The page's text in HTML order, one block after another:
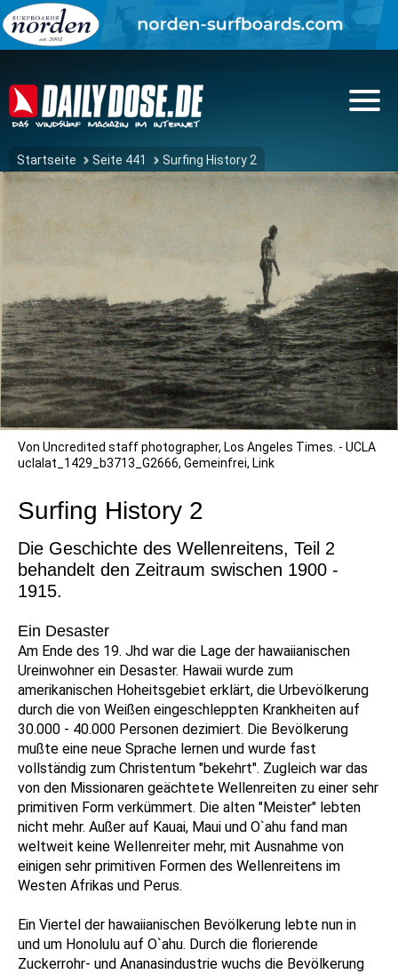
Startseite Seite 441 Surfing History 2
Von Uncredited staff photographer, Los Angeles Times. - UCLA
uclalat_1429_b3713_G2666, Gemeinfrei, Link
Surfing History 2
Die Geschichte des Wellenreitens, Teil 2
behandelt den Zeitraum swischen 1900 -
1915.
Ein Desaster
Am Ende des 19. Jhd war die Lage der hawaiianischen
Ureinwohner ein Desaster. Hawaii wurde zum
amerikanischen Hoheitsgebiet erklärt, die Urbevölkerung
durch die von Weißen eingeschleppten Krankheiten auf
30.000 - 40.000 Personen dezimiert. Die Bevölkerung
mußte eine neue Sprache lernen und wurde fast
vollständig zum Christentum "bekehrt". Zugleich war das
von den Missionaren geächtete Wellenreiten zu einer sehr
primitiven Form verkümmert. Die alten "Meister" lebten
nicht mehr. Außer auf Kauai, Maui und O`ahu fand man
weltweit keine Wellenreiter mehr, mit Ausnahme von
einigen sehr primitiven Formen des Wellenreitens im
Westen Afrikas und Perus.
Ein Viertel der hawaiianischen Bevölkerung lebte nun in
und um Honolulu auf O`ahu. Durch die florierende
Zuckerrohr- und Ananasindustrie wuchs die Bevölkerung